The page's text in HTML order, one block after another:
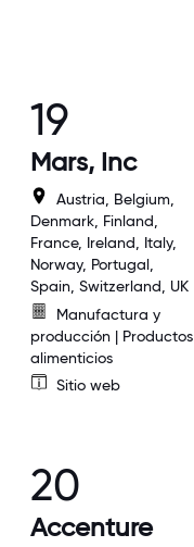
19
Mars, Inc
Austria, Belgium,
Denmark, Finland,
France, Ireland, Italy,
Norway, Portugal,
Spain, Switzerland, UK
Manufactura y
producción | Productos
alimenticios
Sitio web
20
Accenture